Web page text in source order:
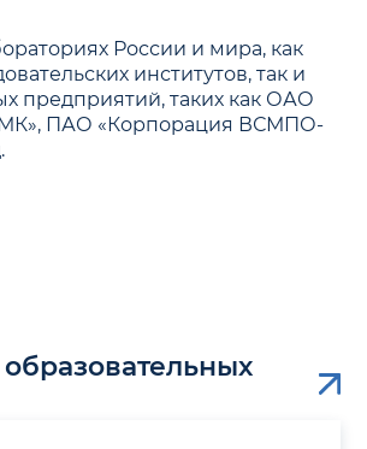
России и мира, как
институтов, так и
предприятий, таких как ОАО
ПАО «Корпорация ВСМПО-